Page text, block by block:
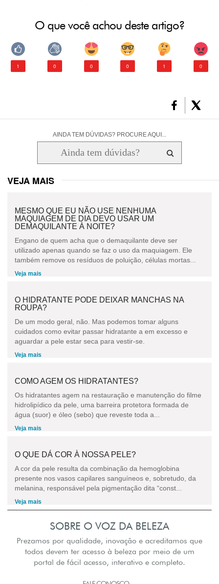
O que você achou deste artigo?
1 0 0 0 1 0
AINDA TEM DÚVIDAS? PROCURE AQUI...
VEJA MAIS
MESMO QUE EU NÃO USE NENHUMA
MAQUIAGEM DE DIA DEVO USAR UM
DEMAQUILANTE À NOITE?
Engano de quem acha que o demaquilante deve ser
utilizado apenas quando se faz o uso da maquiagem. Ele
também remove os resíduos de poluição, células mortas...
Veja mais
O HIDRATANTE PODE DEIXAR MANCHAS NA
ROUPA?
De um modo geral, não. Mas podemos tomar alguns
cuidados como evitar passar hidratante a em excesso e
aguardar a pele estar seca para vestir-se.
Veja mais
COMO AGEM OS HIDRATANTES?
Os hidratantes agem na restauração e manutenção do filme
hidrolipídico da pele, uma barreira protetora formada de
água (suor) e óleo (sebo) que reveste toda a...
Veja mais
O QUE DÁ COR À NOSSA PELE?
A cor da pele resulta da combinação da hemoglobina
presente nos vasos capilares sanguíneos e, sobretudo, da
melanina, responsável pela pigmentação dita “const...
Veja mais
SOBRE O VOZ DA BELEZA
Prezamos por qualidade, inovação e acreditamos que
todos devem ter acesso à beleza por meio de um
portal de fácil acesso, interativo e completo.